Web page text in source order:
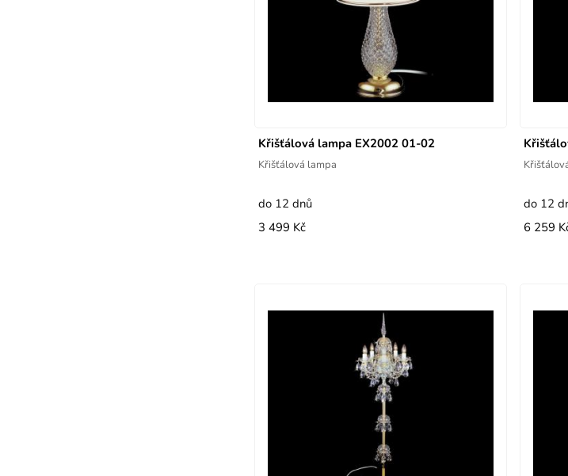
Křišťálová lampa EX2002 01-02
Křišťálová lampa
do 12 dnů
3 499 Kč
do 12
6 259